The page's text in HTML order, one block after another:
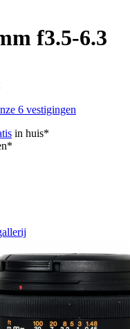
f3.5-6.3
6 vestigingen
in huis*